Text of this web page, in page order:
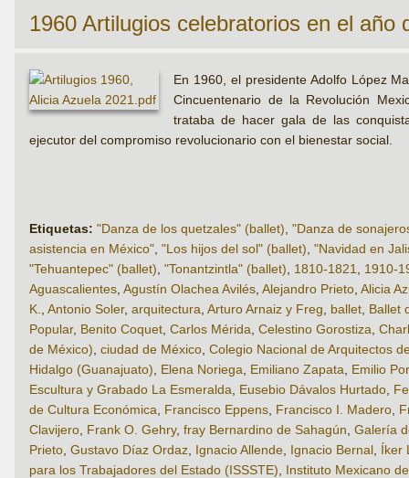
1960 Artilugios celebratorios en el año
En 1960, el presidente Adolfo López
Cincuentenario de la Revolución
trataba de hacer gala de las
ejecutor del compromiso revolucionario con el bienestar social.
Etiquetas: "Danza de los quetzales" (ballet) "Danza de
asistencia en México" "Los hijos del sol" (ballet) "Navidad en
"Tehuantepec" (ballet) "Tonantzintla" (ballet) 1810-1821
1910-
Aguascalientes Agustín Olachea Avilés Alejandro Prieto Alicia
K.
Antonio Soler, arquitectura Arturo Arnaiz y Freg ballet Ballet
Popular, Benito Coquet Carlos Mérida Celestino Gorostiza
de México) ciudad de México Colegio Nacional de Arquitectos
Hidalgo (Guanajuato)
Elena Noriega Emiliano Zapata
Emilio
Escultura y Grabado La Esmeralda
Eusebio Dávalos Hurtado
de Cultura Económica
Francisco Eppens Francisco I. Madero
Clavijero Frank O. Gehry, fray Bernardino de Sahagún Galería
Prieto Gustavo Díaz Ordaz Ignacio Allende Ignacio Bernal Íker
para los Trabajadores del Estado (ISSSTE)
Instituto Mexicano